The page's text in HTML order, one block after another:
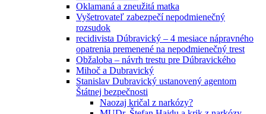
Oklamaná a zneužitá matka
Vyšetrovateľ zabezpečí nepodmienečný
rozsudok
recidivista Dúbravický – 4 mesiace nápravného
opatrenia premenené na nepodmienečný trest
Obžaloba – návrh trestu pre Dúbravického
Mihoč a Dubravický
Stanislav Dubravický ustanovený agentom
Štátnej bezpečnosti
Naozaj kričal z narkózy?